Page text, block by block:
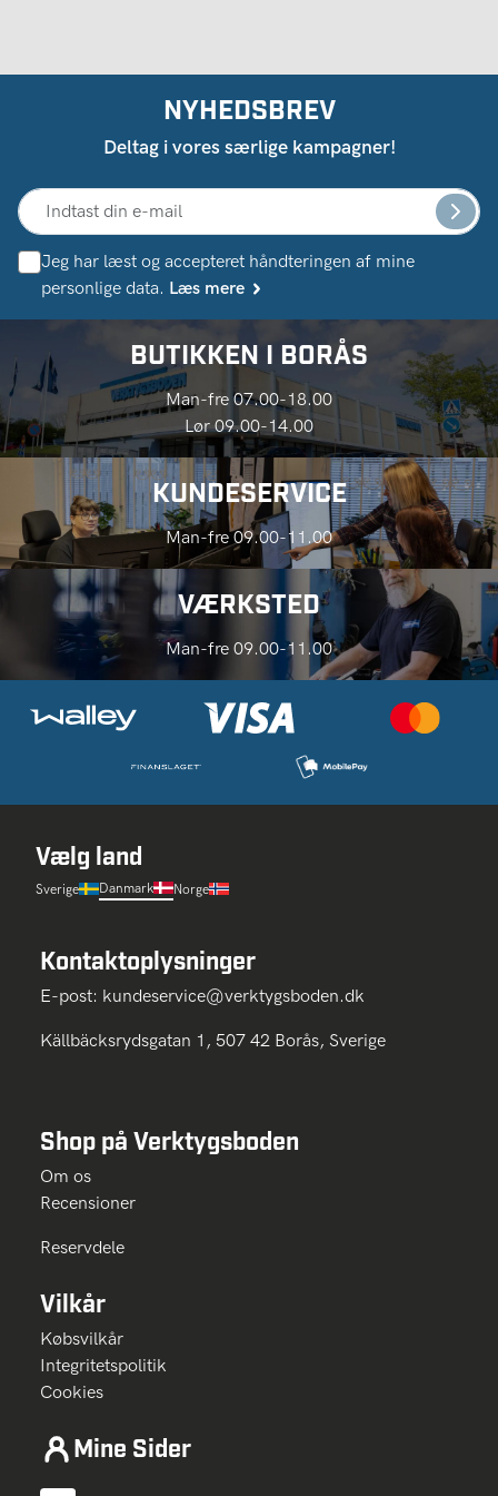
NYHEDSBREV
Deltag i vores særlige kampagner!
Jeg har læst og accepteret håndteringen af ​​mine
personlige data. Læs mere
BUTIKKEN I BORÅS
Man-fre 07.00-18.00
Lør 09.00-14.00
KUNDESERVICE
Man-fre 09.00-11.00
VÆRKSTED
Man-fre 09.00-11.00
Vælg land
Sverige Danmark Norge
Kontaktoplysninger
E-post: kundeservice@verktygsboden.dk
Källbäcksrydsgatan 1, 507 42 Borås, Sverige
Shop på Verktygsboden
Om os
Recensioner
Reservdele
Vilkår
Købsvilkår
Integritetspolitik
Cookies
Mine Sider